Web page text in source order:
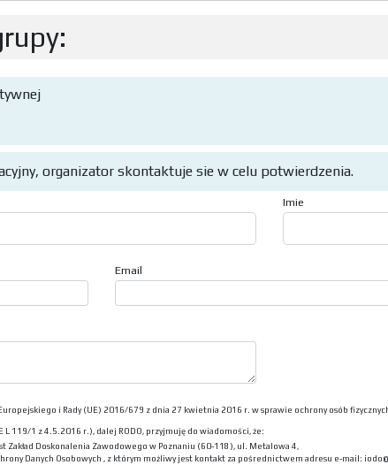
organizator skontaktuje sie w celu potwierdzenia.
Imie
Email
i Rady (UE) 2016/679 z dnia 27 kwietnia 2016 r. w sprawie ochrony osób
119/1 z 4.5.2016 r.), dalej RODO, przyjmuję do wiadomości, że:
Doskonalenia Zawodowego w Poznaniu (60-118), ul. Metalowa 4,
Danych Osobowych , z którym możliwy jest kontakt za pośrednictwem adresu e-mail: